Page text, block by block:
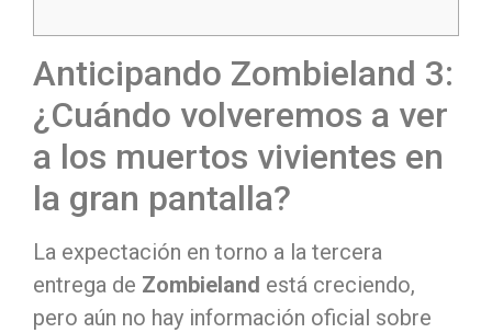
Anticipando Zombieland 3:
¿Cuándo volveremos a ver
a los muertos vivientes en
la gran pantalla?
La expectación en torno a la tercera
entrega de Zombieland está creciendo,
pero aún no hay información oficial sobre